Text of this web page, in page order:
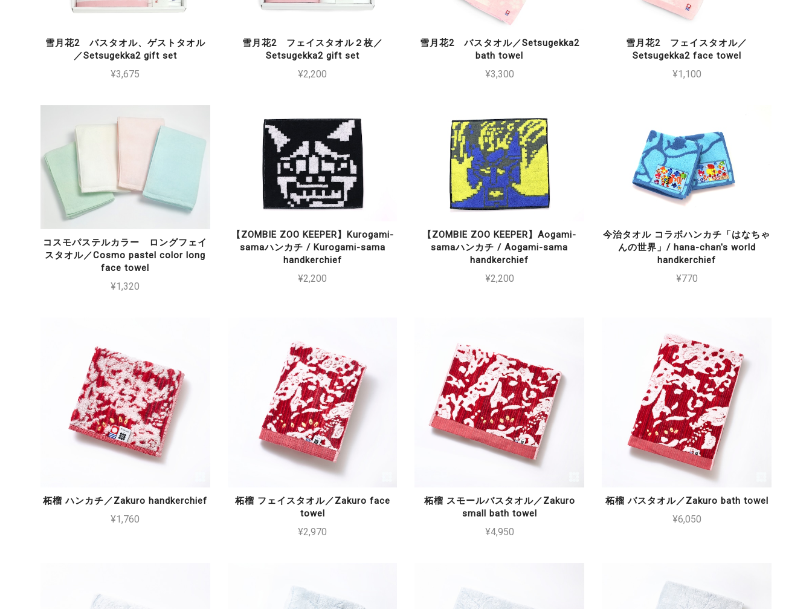
雪月花2 バスタオル、ゲストタオル
／Setsugekka2 gift set
¥3,675
雪月花2 フェイスタオル２枚／
Setsugekka2 gift set
¥2,200
雪月花2 バスタオル／Setsugekka2
bath towel
¥3,300
雪月花2 フェイスタオル／
Setsugekka2 face towel
¥1,100
コスモパステルカラー ロングフェイ
スタオル／Cosmo pastel color long
face towel
¥1,320
【ZOMBIE ZOO KEEPER】Kurogami-
samaハンカチ / Kurogami-sama
handkerchief
¥2,200
【ZOMBIE ZOO KEEPER】Aogami-
samaハンカチ / Aogami-sama
handkerchief
¥2,200
今治タオル コラボハンカチ「はなちゃ
んの世界」/ hana-chan's world
handkerchief
¥770
柘榴 ハンカチ／Zakuro handkerchief
¥1,760
柘榴 フェイスタオル／Zakuro face
towel
¥2,970
柘榴 スモールバスタオル／Zakuro
small bath towel
¥4,950
柘榴 バスタオル／Zakuro bath towel
¥6,050